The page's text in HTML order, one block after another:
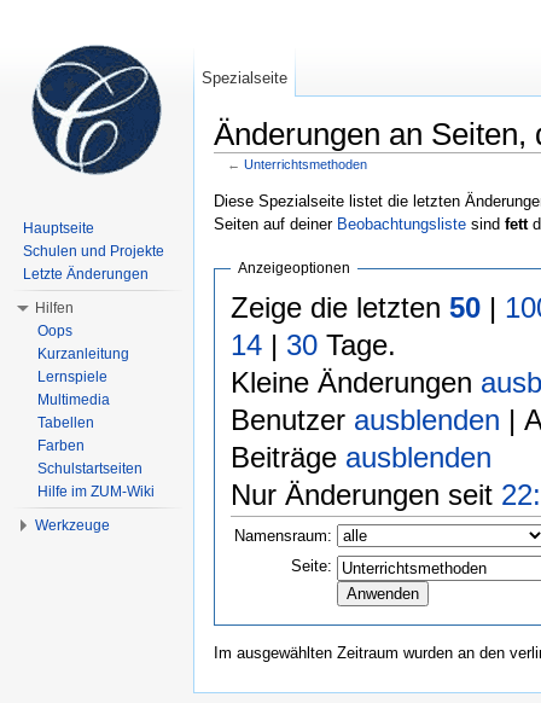
Änderungen an Seiten,
← Unterrichtsmethoden
Diese Spezialseite listet die letzten
Seiten auf deiner Beobachtungsliste sind fett
Anzeigeoptionen
Zeige die letzten 50|
14| 30Tage.
Kleine Änderungen
Benutzer ausblenden |
Beiträge ausblenden
Nur Änderungen seit
Namensraum:
Seite:
Im ausgewählten Zeitraum wurden an den
Spezialseite
Hauptseite
Schulen und Projekte
Letzte Änderungen
Hilfen
Oops
Kurzanleitung
Lernspiele
Multimedia
Tabellen
Farben
Schulstartseiten
Hilfe im ZUM-Wiki
Werkzeuge